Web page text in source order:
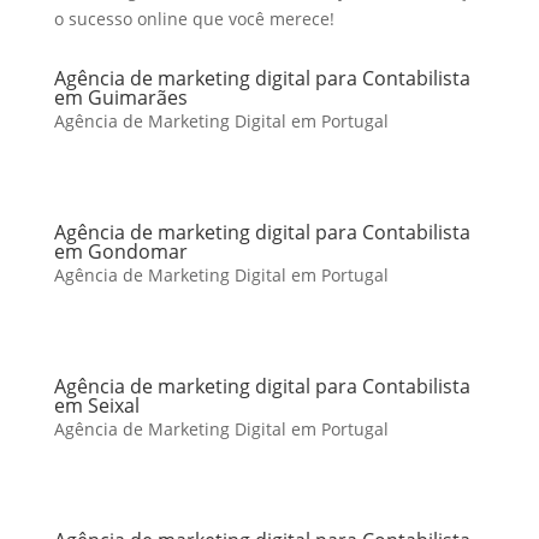
o sucesso online que você merece!
Agência de marketing digital para Contabilista
em Guimarães
Agência de Marketing Digital em Portugal
Agência de marketing digital para Contabilista
em Gondomar
Agência de Marketing Digital em Portugal
Agência de marketing digital para Contabilista
em Seixal
Agência de Marketing Digital em Portugal